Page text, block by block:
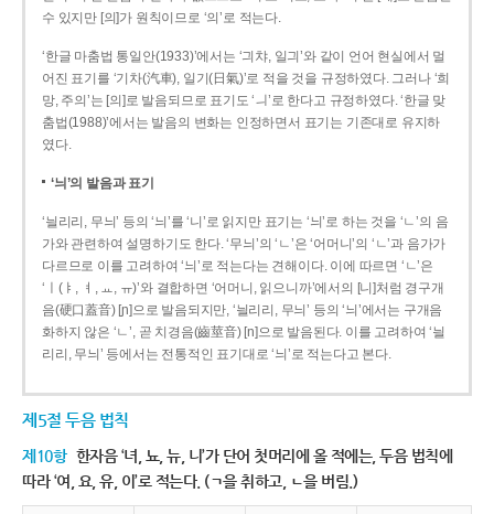
수 있지만 [의]가 원칙이므로 ‘의’로 적는다.
‘한글 마춤법 통일안(1933)’에서는 ‘긔챠, 일긔’와 같이 언어 현실에서 멀
어진 표기를 ‘기차(汽車), 일기(日氣)’로 적을 것을 규정하였다. 그러나 ‘희
망, 주의’는 [의]로 발음되므로 표기도 ‘ㅢ’로 한다고 규정하였다. ‘한글 맞
춤법(1988)’에서는 발음의 변화는 인정하면서 표기는 기존대로 유지하
였다.
‘늬’의 발음과 표기
‘늴리리, 무늬’ 등의 ‘늬’를 ‘니’로 읽지만 표기는 ‘늬’로 하는 것을 ‘ㄴ’의 음
가와 관련하여 설명하기도 한다. ‘무늬’의 ‘ㄴ’은 ‘어머니’의 ‘ㄴ’과 음가가
다르므로 이를 고려하여 ‘늬’로 적는다는 견해이다. 이에 따르면 ‘ㄴ’은
‘ㅣ(ㅑ, ㅕ, ㅛ, ㅠ)’와 결합하면 ‘어머니, 읽으니까’에서의 [니]처럼 경구개
음(硬口蓋音) [ɲ]으로 발음되지만, ‘늴리리, 무늬’ 등의 ‘늬’에서는 구개음
화하지 않은 ‘ㄴ’, 곧 치경음(齒莖音) [n]으로 발음된다. 이를 고려하여 ‘늴
리리, 무늬’ 등에서는 전통적인 표기대로 ‘늬’로 적는다고 본다.
제5절 두음 법칙
제10항 한자음 ‘녀, 뇨, 뉴, 니’가 단어 첫머리에 올 적에는, 두음 법칙에
따라 ‘여, 요, 유, 이’로 적는다. (ㄱ을 취하고, ㄴ을 버림.)